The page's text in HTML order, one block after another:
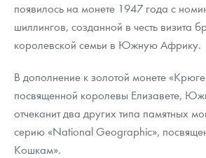
появилось на монете 1947 года с
шиллингов, созданной в честь визита
королевской семьи в Южную Африку.
В дополнение к золотой монете
посвященной королевы Елизавете,
отчеканит два других типа памятных
серию «National Geographic»,
Кошкам».